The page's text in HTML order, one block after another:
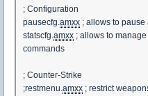
; Configuration
pausecfg.amxx ; allows to
statscfg.amxx ; allows to
commands
; Counter-Strike
;restmenu.amxx ; restrict